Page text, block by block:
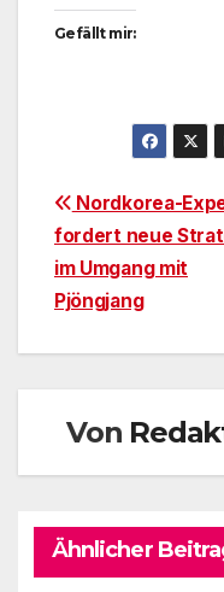
Gefällt mir:
Nordkorea-
fordert neue
im Umgang mit
Pjöngjang
Von
Ähnlicher